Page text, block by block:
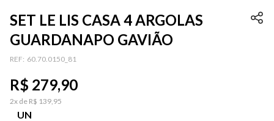
SET LE LIS CASA 4 ARGOLAS
GUARDANAPO GAVIÃO
: 60.70.0150_81
R$ 279,90
2x de R$ 139,95
UN